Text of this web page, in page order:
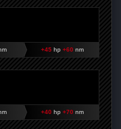
+45 hp+60 nm
+40 hp+70 nm